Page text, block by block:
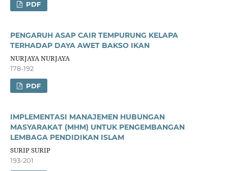
PDF
PENGARUH ASAP CAIR TEMPURUNG KELAPA
TERHADAP DAYA AWET BAKSO IKAN
NURJAYA NURJAYA
178-192
PDF
IMPLEMENTASI MANAJEMEN HUBUNGAN
MASYARAKAT (MHM) UNTUK PENGEMBANGAN
LEMBAGA PENDIDIKAN ISLAM
SURIP SURIP
193-201